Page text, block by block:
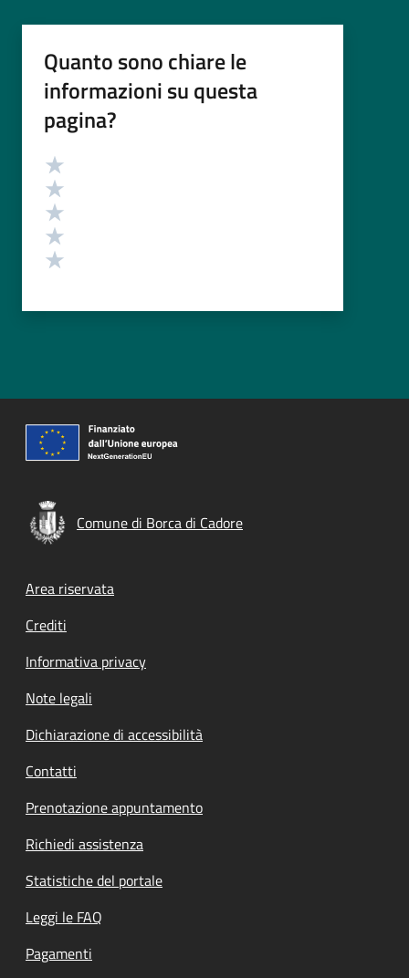
Quanto sono chiare le
informazioni su questa
pagina?
Valutazione
Comune di Borca di Cadore
Footer menu
Area riservata
Crediti
Informativa privacy
Note legali
Dichiarazione di accessibilità
Contatti
Prenotazione appuntamento
Richiedi assistenza
Statistiche del portale
Leggi le FAQ
Pagamenti